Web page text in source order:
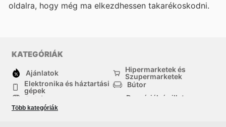
oldalra, hogy még ma elkezdhessen takarékoskodni.
KATEGÓRIÁK
Ajánlatok
Hipermarketek és
Szupermarketek
Elektronika és háztartási
gépek
Bútor
Ruházat
Drogériák és illatszer-
háztartási cikkek
Több kategóriák